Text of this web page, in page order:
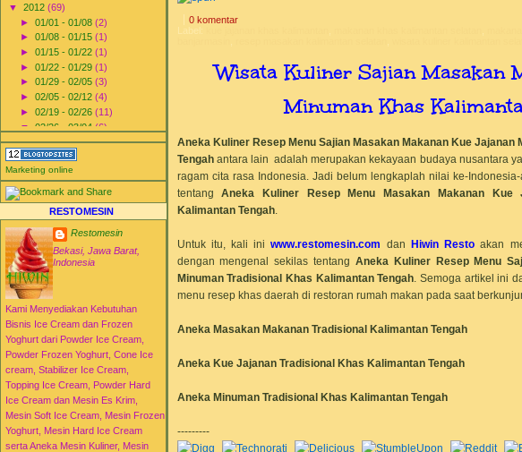
▼ 2012 (69)
►01/01 - 01/08(2)
►01/08 - 01/15(1)
►01/15 - 01/22(1)
►01/22 - 01/29(1)
►01/29 - 02/05(3)
►02/05 - 02/12(4)
►02/19 - 02/26(11)
▼02/26 - 03/04 (6)
Wisata Kuliner Sajian
Masakan Makanan
Jajanan Min...
Wisata Kuliner Sajian
Masakan Makanan
Jajanan Min...
Wisata Kuliner Sajian
Masakan Makanan
Jajanan Min...
Wisata Kuliner Sajian
Masakan Makanan
Jajanan Min...
Wisata Kuliner Sajian
Masakan Makanan
Jajanan Min...
Wisata Kuliner Sajian
Masakan Makanan
Jajanan Min...
►12/30 - 01/06(40)
►2013(51)
►2014(51)
►2015(16)
Marketing online
RESTOMESIN
Restomesin
Bekasi, Jawa Barat,
Indonesia
Kami Menyediakan Kebutuhan
Bisnis Ice Cream dan Frozen
Yoghurt dari Powder Ice Cream,
Powder Frozen Yoghurt, Cone Ice
cream, Stabilizer Ice Cream,
Topping Ice Cream, Powder Hard
Ice Cream dan Mesin Es Krim,
Mesin Soft Ice Cream, Mesin Frozen
Yoghurt, Mesin Hard Ice Cream
serta Aneka Mesin Kuliner, Mesin
0 komentar
Label:
Wisata Kuliner Sajian Masakan
Minuman Khas
Aneka Kuliner Resep Menu Sajian Masakan Makanan Kue Jajanan
Tengahantara lain adalah merupakan kekayaan budaya nusantara
ragam cita rasa Indonesia. Jadi belum lengkaplah nilai ke-
tentangAneka Kuliner Resep Menu Masakan Makanan Kue
Kalimantan Tengah.
Untuk itu, kali iniwww.restomesin.com dan Hiwin Resto akan
dengan mengenal sekilas tentang Aneka Kuliner Resep Menu
Minuman Tradisional Khas Kalimantan Tengah . Semoga artikel ini
menu resep khas daerah di restoran rumah makan pada saat
Aneka Masakan Makanan Tradisional Kalimantan Tengah
Aneka Kue Jajanan Tradisional Khas Kalimantan Tengah
Aneka Minuman Tradisional Khas Kalimantan Tengah
---------